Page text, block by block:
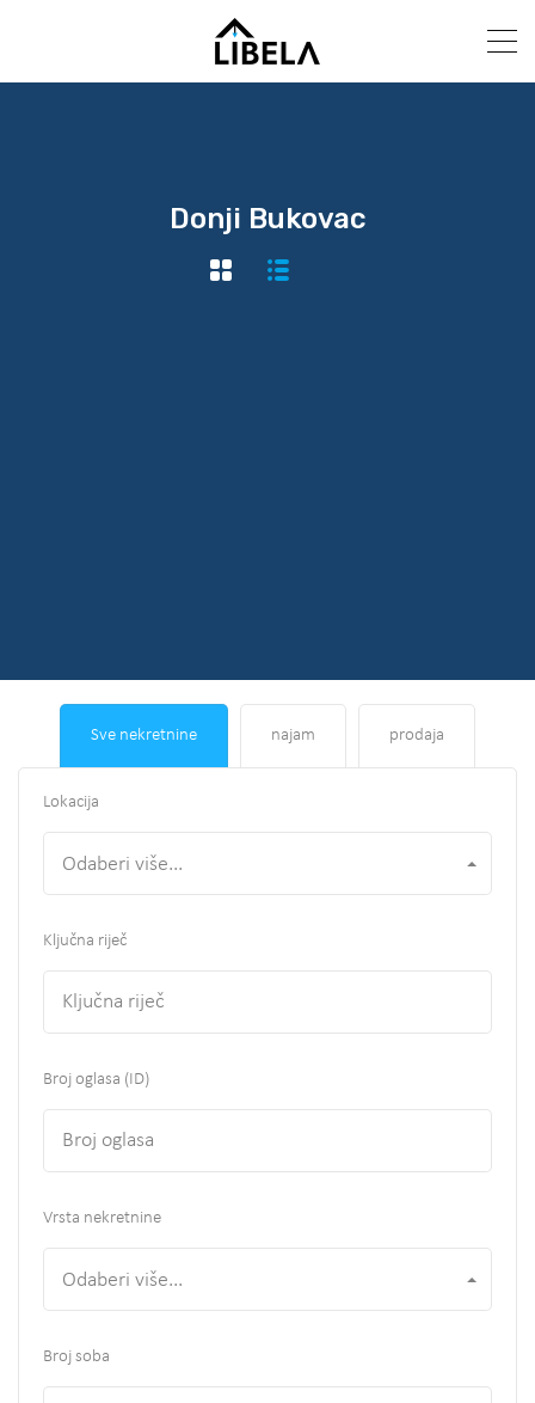
Donji Bukovac
Sve nekretnine najam prodaja
Lokacija
Odaberi više...
Ključna riječ
Broj oglasa (ID)
Vrsta nekretnine
Odaberi više...
Broj soba